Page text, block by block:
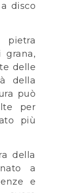
disco
grana,
delle
della
può
per
più
della
a
e